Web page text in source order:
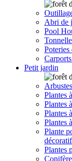
Abri de
Pool
Poteries
Petit jardin
Plantes
Plantes
Plantes
Plantes
Plante
Plantes